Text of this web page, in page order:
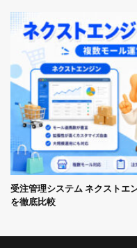
受注管理システム ネクストエ
を徹底比較